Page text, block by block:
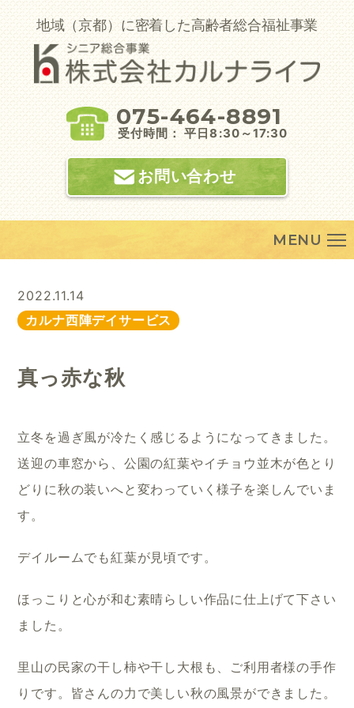
Skip
to
content
地域（京都）に密着した高齢者総合福祉事業
075-464-8891
受付時間： 平日8:30～17:30
お問い合わせ
MENU
2022.11.14
カルナ西陣デイサービス
真っ赤な秋
立冬を過ぎ風が冷たく感じるようになってきました。
送迎の車窓から、公園の紅葉やイチョウ並木が色とり
どりに秋の装いへと変わっていく様子を楽しんでいま
す。
デイルームでも紅葉が見頃です。
ほっこりと心が和む素晴らしい作品に仕上げて下さい
ました。
里山の民家の干し柿や干し大根も、ご利用者様の手作
りです。皆さんの力で美しい秋の風景ができました。